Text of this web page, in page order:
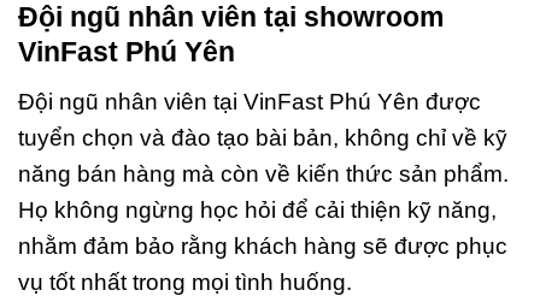
Đội ngũ nhân viên tại showroom
VinFast Phú Yên
Đội ngũ nhân viên tại VinFast Phú Yên được
tuyển chọn và đào tạo bài bản, không chỉ về kỹ
năng bán hàng mà còn về kiến thức sản phẩm.
Họ không ngừng học hỏi để cải thiện kỹ năng,
nhằm đảm bảo rằng khách hàng sẽ được phục
vụ tốt nhất trong mọi tình huống.